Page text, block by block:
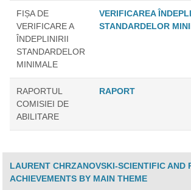
FIȘA DE
VERIFICARE A
ÎNDEPLINIRII
STANDARDELOR
MINIMALE
VERIFICAREA
STANDARDELOR
RAPORTUL
COMISIEI DE
ABILITARE
RAPORT
LAURENT CHRZANOVSKI-SCIENTIFIC AND
ACHIEVEMENTS BY MAIN THEME